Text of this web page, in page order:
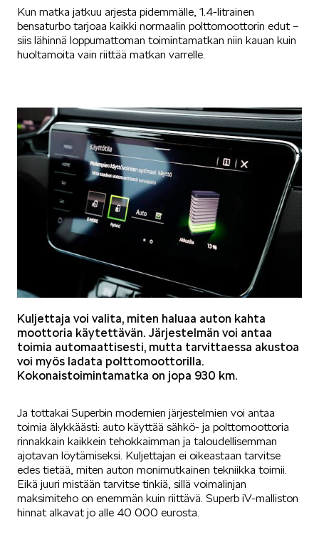
KOEAJOSSA
KAASUAUTOT
KUVASSA
MEIDÄN ŠKODAMME
ŠKODA PALVELEE
Kun matka jatkuu arjesta pidemmälle, 1.4-litrainen
bensaturbo tarjoaa kaikki normaalin polttomoottorin edut –
siis lähinnä loppumattoman toimintamatkan niin kauan kuin
huoltamoita vain riittää matkan varrelle.
Kuljettaja voi valita, miten haluaa auton kahta
moottoria käytettävän. Järjestelmän voi antaa
toimia automaattisesti, mutta tarvittaessa akustoa
voi myös ladata polttomoottorilla.
Kokonaistoimintamatka on jopa 930 km.
Ja tottakai Superbin modernien järjestelmien voi antaa
toimia älykkäästi: auto käyttää sähkö- ja polttomoottoria
rinnakkain kaikkein tehokkaimman ja taloudellisemman
ajotavan löytämiseksi. Kuljettajan ei oikeastaan tarvitse
edes tietää, miten auton monimutkainen tekniikka toimii.
Eikä juuri mistään tarvitse tinkiä, sillä voimalinjan
maksimiteho on enemmän kuin riittävä. Superb iV-malliston
hinnat alkavat jo alle 40 000 eurosta.